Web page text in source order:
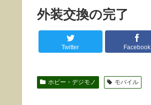
外装交換の完了
Twitter Facebook
ホビー・デジモノ モバイル